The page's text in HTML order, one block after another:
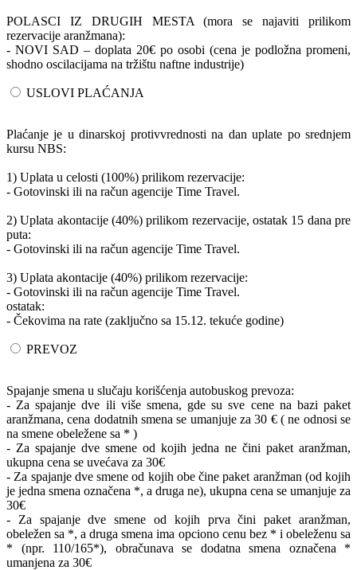
POLASCI IZ DRUGIH MESTA (mora se najaviti prilikom
rezervacije aranžmana):
- NOVI SAD – doplata 20€ po osobi (cena je podložna promeni,
shodno oscilacijama na tržištu naftne industrije)
USLOVI PLAĆANJA
Plaćanje je u dinarskoj protivvrednosti na dan uplate po srednjem
kursu NBS:
1) Uplata u celosti (100%) prilikom rezervacije:
- Gotovinski ili na račun agencije Time Travel.
2) Uplata akontacije (40%) prilikom rezervacije, ostatak 15 dana pre
puta:
- Gotovinski ili na račun agencije Time Travel.
3) Uplata akontacije (40%) prilikom rezervacije:
- Gotovinski ili na račun agencije Time Travel.
ostatak:
- Čekovima na rate (zaključno sa 15.12. tekuće godine)
PREVOZ
Spajanje smena u slučaju korišćenja autobuskog prevoza:
- Za spajanje dve ili više smena, gde su sve cene na bazi paket
aranžmana, cena dodatnih smena se umanjuje za 30 € ( ne odnosi se
na smene obeležene sa * )
- Za spajanje dve smene od kojih jedna ne čini paket aranžman,
ukupna cena se uvećava za 30€
- Za spajanje dve smene od kojih obe čine paket aranžman (od kojih
je jedna smena označena *, a druga ne), ukupna cena se umanjuje za
30€
- Za spajanje dve smene od kojih prva čini paket aranžman,
obeležen sa *, a druga smena ima opciono cenu bez * i obeleženu sa
* (npr. 110/165*), obračunava se dodatna smena označena *
umanjena za 30€